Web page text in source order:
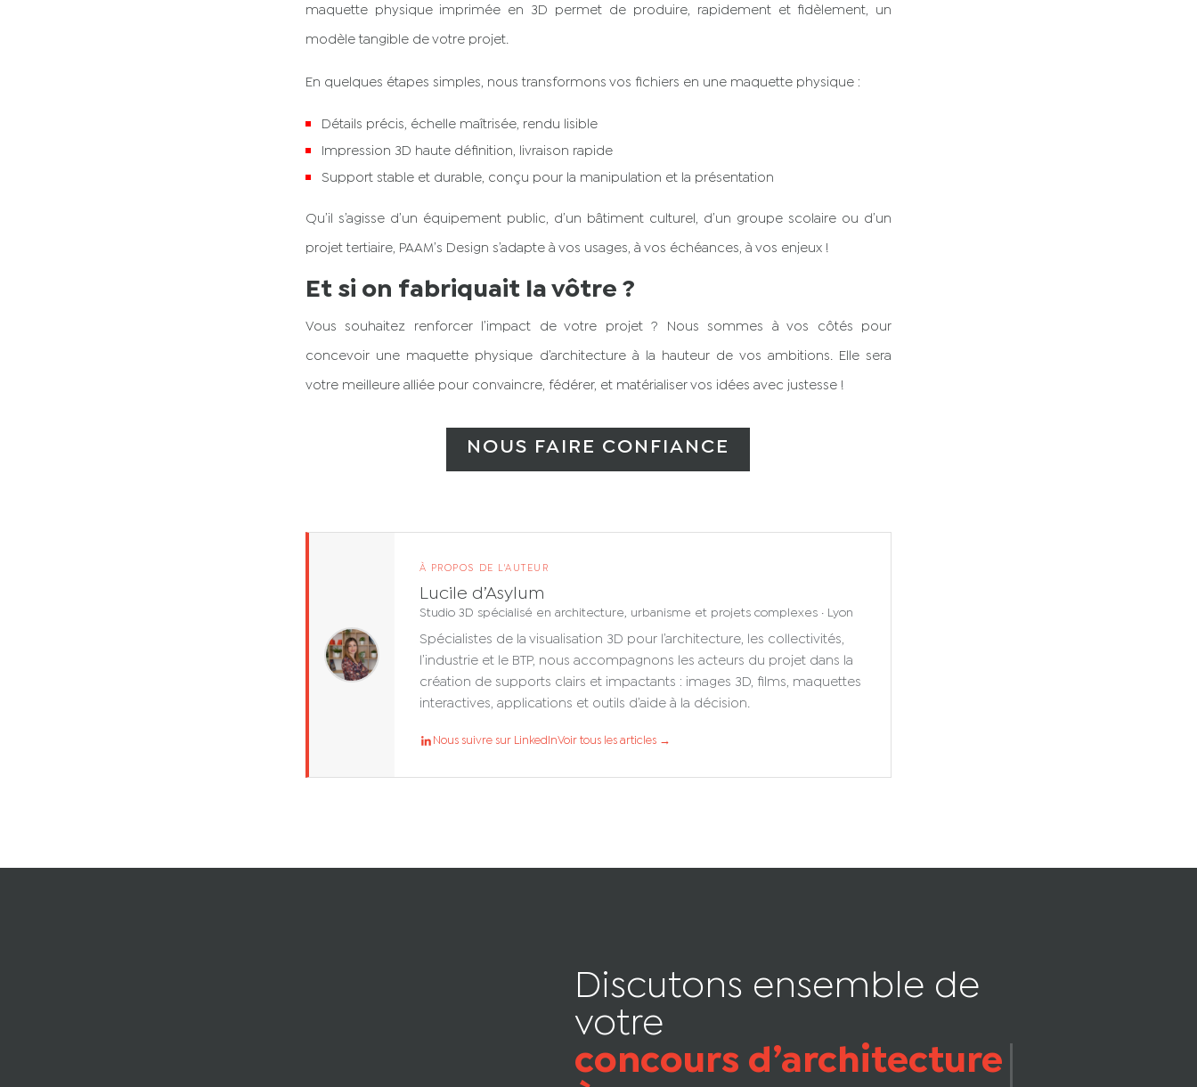
maquette physique imprimée en 3D permet de produire, rapidement et fidèlement, un
modèle tangible de votre projet.
En quelques étapes simples, nous transformons vos fichiers en une maquette physique :
Détails précis, échelle maîtrisée, rendu lisible
Impression 3D haute définition, livraison rapide
Support stable et durable, conçu pour la manipulation et la présentation
Qu’il s’agisse d’un équipement public, d’un bâtiment culturel, d’un groupe scolaire ou d’un
projet tertiaire, PAAM’s Design s’adapte à vos usages, à vos échéances, à vos enjeux !
Et si on fabriquait la vôtre ?
Vous souhaitez renforcer l’impact de votre projet ? Nous sommes à vos côtés pour
concevoir une maquette physique d’architecture à la hauteur de vos ambitions. Elle sera
votre meilleure alliée pour convaincre, fédérer, et matérialiser vos idées avec justesse !
NOUS FAIRE CONFIANCE
À PROPOS DE L'AUTEUR
Lucile d’Asylum
Studio 3D spécialisé en architecture, urbanisme et projets complexes · Lyon
Spécialistes de la visualisation 3D pour l’architecture, les collectivités,
l’industrie et le BTP, nous accompagnons les acteurs du projet dans la
création de supports clairs et impactants : images 3D, films, maquettes
interactives, applications et outils d’aide à la décision.
Nous suivre sur LinkedInVoir tous les articles →
Discutons ensemble de
votre
concours d’architecture